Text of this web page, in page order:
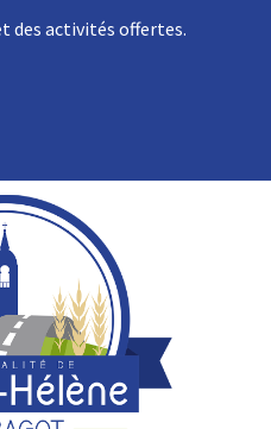
des activités offertes.